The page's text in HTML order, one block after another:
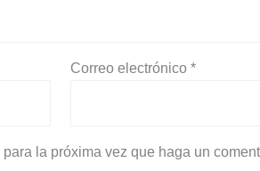
Correo electrónico*
la próxima vez que haga un